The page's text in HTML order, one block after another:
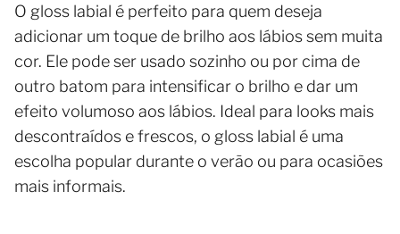
O gloss labial é perfeito para quem deseja
adicionar um toque de brilho aos lábios sem muita
cor. Ele pode ser usado sozinho ou por cima de
outro batom para intensificar o brilho e dar um
efeito volumoso aos lábios. Ideal para looks mais
descontraídos e frescos, o gloss labial é uma
escolha popular durante o verão ou para ocasiões
mais informais.